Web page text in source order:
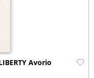
Avorio